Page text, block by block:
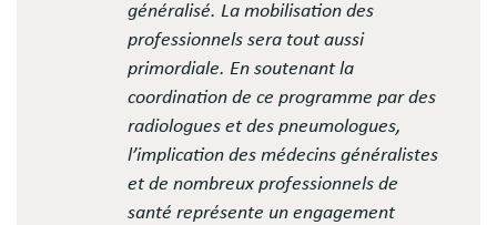
généralisé. La mobilisation des
professionnels sera tout aussi
primordiale. En soutenant la
coordination de ce programme par des
radiologues et des pneumologues,
l’implication des médecins généralistes
et de nombreux professionnels de
santé représente un engagement